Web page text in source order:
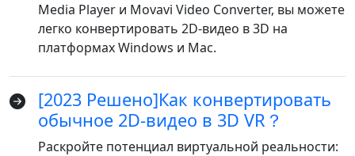
Media Player и Movavi Video Converter, вы можете
легко конвертировать 2D-видео в 3D на
платформах Windows и Mac.
[2023 Решено]Как конвертировать
обычное 2D-видео в 3D VR？
Раскройте потенциал виртуальной реальности:
English Nederlands
Tiếng Việt
Español